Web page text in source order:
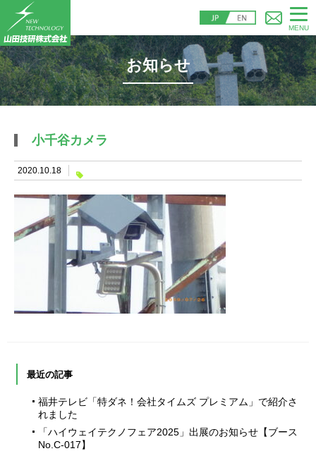
MENU
お知らせ
小千谷カメラ
2020.10.18
最近の記事
福井テレビ「特ダネ！会社タイムズ プレミアム」で紹介さ
れました
「ハイウェイテクノフェア2025」出展のお知らせ【ブース
No.C-017】